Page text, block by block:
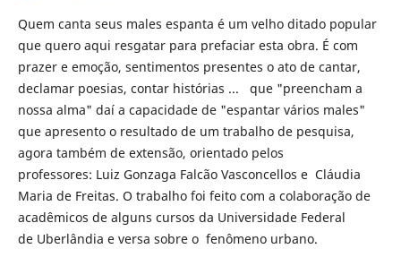
Quem canta seus males espanta é um velho ditado popular
que quero aqui resgatar para prefaciar esta obra. É com
prazer e emoção, sentimentos presentes o ato de cantar,
declamar poesias, contar histórias ... que "preencham a
nossa alma" daí a capacidade de "espantar vários males"
que apresento o resultado de um trabalho de pesquisa,
agora também de extensão, orientado pelos
professores: Luiz Gonzaga Falcão Vasconcellos e Cláudia
Maria de Freitas. O trabalho foi feito com a colaboração de
acadêmicos de alguns cursos da Universidade Federal
de Uberlândia e versa sobre o fenômeno urbano.